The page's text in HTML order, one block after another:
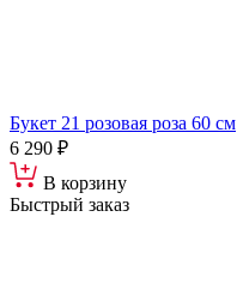
Букет 21 розовая роза 60 см
6 290 ₽
В корзину
Быстрый заказ